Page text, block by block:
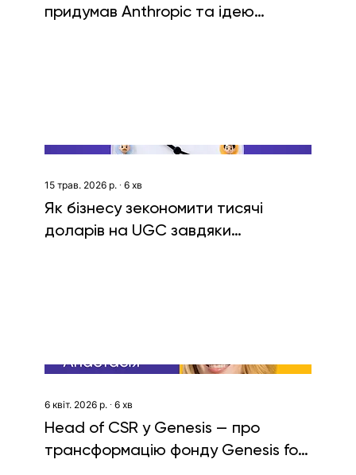
придумав Anthropic та ідею
15 трав. 2026 р.∙ 6 хв
Як бізнесу зекономити тисячі
доларів на UGC завдяки
6 квіт. 2026 р. ∙ 6 хв
Head of CSR у Genesis — про
трансформацію фонду Genesis for